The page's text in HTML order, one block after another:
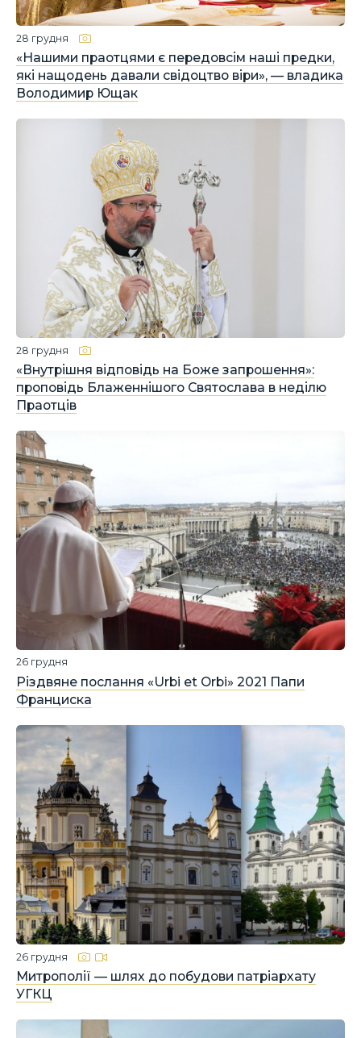
«Нашими праотцями є передовсім наші предки,
які нащодень давали свідоцтво віри», — владика
Володимир Ющак
28 грудня
«Внутрішня відповідь на Боже запрошення»:
проповідь Блаженнішого Святослава в неділю
Праотців
28 грудня
Різдвяне послання «Urbi et Orbi» 2021 Папи
Франциска
26 грудня
Митрополії — шлях до побудови патріархату
УГКЦ
26 грудня